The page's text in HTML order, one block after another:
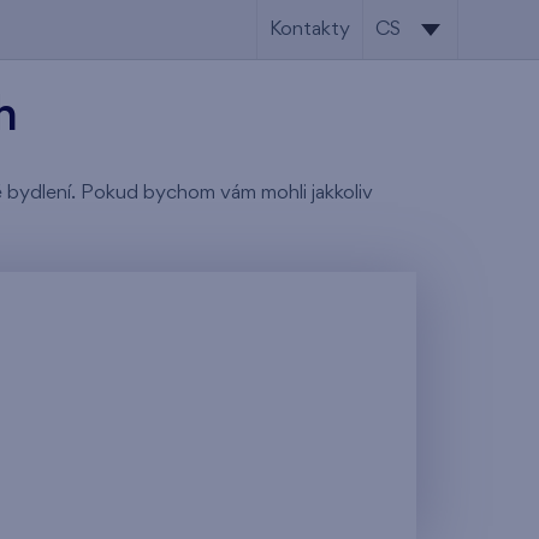
Kontakty CS
Pokud bychom vám mohli jakkoliv